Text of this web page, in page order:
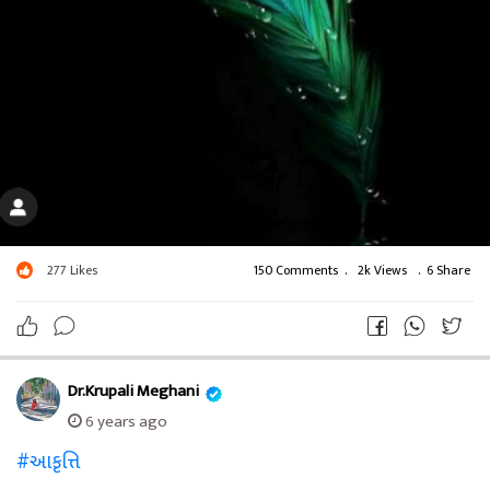
277 Likes 150 Comments . 2k Views . 6 Share
Dr.Krupali Meghani
6 years ago
#આકૃત્તિ